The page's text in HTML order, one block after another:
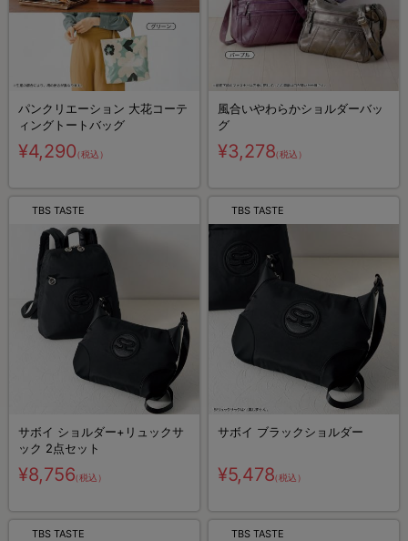
パンクリエーション 大花コーテ
ィングトートバッグ
¥4,290（税込）
風合いやわらかショルダーバッ
グ
¥3,278（税込）
TBS TASTE
サボイ ショルダー+リュックサ
ック 2点セット
¥8,756（税込）
TBS TASTE
サボイ ブラックショルダー
¥5,478（税込）
TBS TASTE TBS TASTE